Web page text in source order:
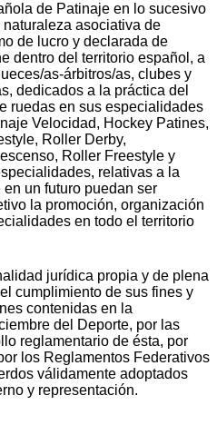
de Patinaje en lo sucesivo
asociativa de
de lucro y declarada de
dentro del territorio español, a
as-árbitros/as, clubes y
dedicados a la práctica del
ruedas en sus especialidades
Velocidad, Hockey Patines,
Roller Derby,
Roller Freestyle y
relativas a la
un futuro puedan ser
la promoción, organización
en todo el territorio
jurídica propia y de plena
cumplimiento de sus fines y
contenidas en la
del Deporte, por las
reglamentario de ésta, por
los Reglamentos Federativos
válidamente adoptados
y representación.